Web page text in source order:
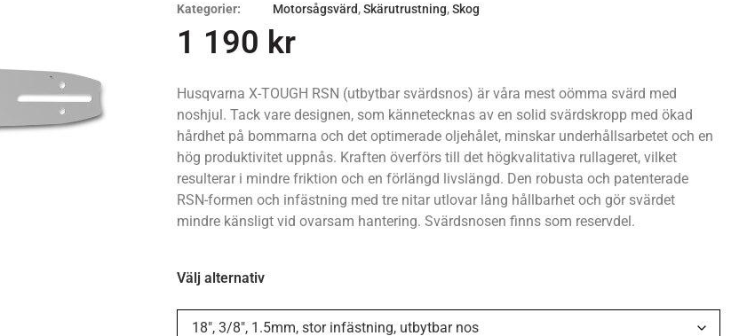
Kategorier:
Motorsågsvärd,Skärutrustning,Skog
1 190 kr
Husqvarna X-TOUGH RSN (utbytbar svärdsnos) är våra mest oömma svärd med
noshjul. Tack vare designen, som kännetecknas av en solid svärdskropp med ökad
hårdhet på bommarna och det optimerade oljehålet, minskar underhållsarbetet och en
hög produktivitet uppnås. Kraften överförs till det högkvalitativa rullageret, vilket
resulterar i mindre friktion och en förlängd livslängd. Den robusta och patenterade
RSN-formen och infästning med tre nitar utlovar lång hållbarhet och gör svärdet
mindre känsligt vid ovarsam hantering. Svärdsnosen finns som reservdel.
Välj alternativ